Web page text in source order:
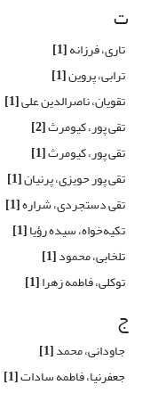
ت
تاری، فرزانه[1]
ترابی، پروین[1]
تقویان، ناصرالدین علی[1]
تقی پور، کیومرث[2]
تقی پور، کیومرث[1]
تقی پور حویزی، پرنیان[1]
تقی دستجردی، شراره[1]
تکیه‌خواه، سیده رؤیا[1]
تلخابی، محمود[1]
توکلی، فاطمه زهرا[1]
ج
جاودانی، محمد[1]
جعفرنیا، فاطمه سادات[1]